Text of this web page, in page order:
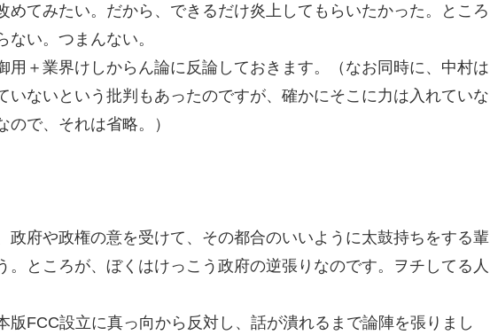
めてみたい。だから、できるだけ炎上してもらいたかった。ところ
い。つまんない。
用＋業界けしからん論に反論しておきます。（なお同時に、中村は
いないという批判もあったのですが、確かにそこに力は入れていな
で、それは省略。）
政府や政権の意を受けて、その都合のいいように太鼓持ちをする輩
。ところが、ぼくはけっこう政府の逆張りなのです。ヲチしてる人
版FCC設立に真っ向から反対し、話が潰れるまで論陣を張りまし